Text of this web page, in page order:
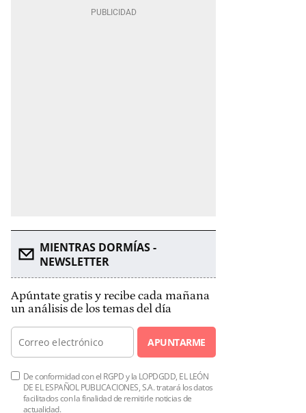
MIENTRAS DORMÍAS -
NEWSLETTER
Apúntate gratis y recibe cada mañana
un análisis de los temas del día
APUNTARME
De conformidad con el RGPD y la LOPDGDD, EL LEÓN
DE EL ESPAÑOL PUBLICACIONES, S.A. tratará los datos
facilitados con la finalidad de remitirle noticias de
actualidad.